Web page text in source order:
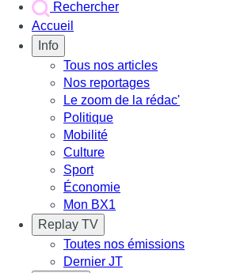
Rechercher
Accueil
Info
Tous nos articles
Nos reportages
Le zoom de la rédac'
Politique
Mobilité
Culture
Sport
Économie
Mon BX1
Replay TV
Toutes nos émissions
Dernier JT